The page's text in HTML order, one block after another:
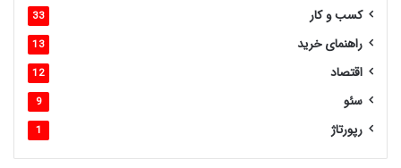
کسب و کار 33
راهنمای خرید 13
اقتصاد 12
سئو 9
رپورتاژ 1